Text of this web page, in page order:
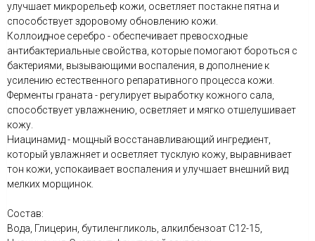
улучшает микрорельеф кожи, осветляет постакне пятна и
способствует здоровому обновлению кожи.
Коллоидное серебро - обеспечивает превосходные
антибактериальные свойства, которые помогают бороться с
бактериями, вызывающими воспаления, в дополнение к
усилению естественного репаративного процесса кожи.
Ферменты граната - регулирует выработку кожного сала,
способствует увлажнению, осветляет и мягко отшелушивает
кожу.
Ниацинамид - мощный восстанавливающий ингредиент,
который увлажняет и осветляет тусклую кожу, выравнивает
тон кожи, успокаивает воспаления и улучшает внешний вид
мелких морщинок.
Состав:
Вода, Глицерин, бутиленгликоль, алкилбензоат С12-15,